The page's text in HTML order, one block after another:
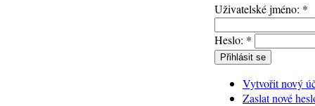
Uživatelské jméno: *
Heslo: *
Vytvořit nový
Zaslat nové